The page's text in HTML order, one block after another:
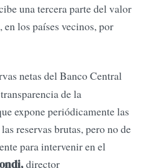
una tercera parte del valor
en los países vecinos, por
netas del Banco Central
de la
expone periódicamente las
reservas brutas, pero no de
para intervenir en el
director